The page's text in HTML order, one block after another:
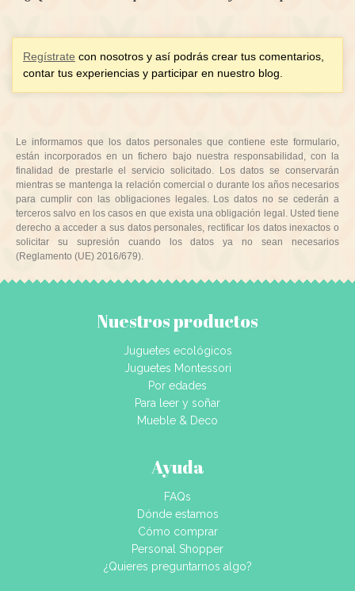
Regístrate con nosotros y así podrás crear tus comentarios,
contar tus experiencias y participar en nuestro blog.
Le informamos que los datos personales que contiene este formulario,
están incorporados en un fichero bajo nuestra responsabilidad, con la
finalidad de prestarle el servicio solicitado. Los datos se conservarán
mientras se mantenga la relación comercial o durante los años necesarios
para cumplir con las obligaciones legales. Los datos no se cederán a
terceros salvo en los casos en que exista una obligación legal. Usted tiene
derecho a acceder a sus datos personales, rectificar los datos inexactos o
solicitar su supresión cuando los datos ya no sean necesarios
(Reglamento (UE) 2016/679).
Nuestros productos
Juguetes ecológicos
Juguetes Montessori
Por edades
Para leer y soñar
Mueble & Deco
Ayuda
FAQs
Dónde estamos
Cómo comprar
Personal Shopper
¿Quieres preguntarnos algo?